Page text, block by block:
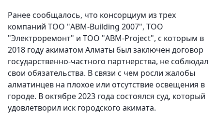
Ранее сообщалось, что консорциум из трех
компаний ТОО "ABM-Вuilding 2007", ТОО
"Электроремонт" и ТОО "ABM-Project", с которым в
2018 году акиматом Алматы был заключен договор
государственно-частного партнерства, не соблюдал
свои обязательства. В связи с чем росли жалобы
алматинцев на плохое или отсутствие освещения в
городе. В октябре 2023 года состоялся суд, который
удовлетворил иск городского акимата.